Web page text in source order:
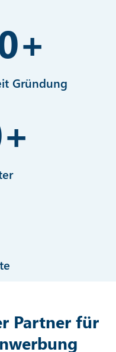
+
Gründung
+
Partner für